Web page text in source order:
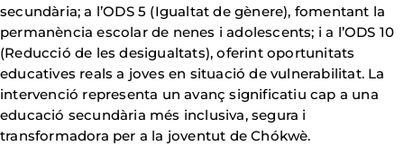
secundària; a l’ODS 5 (Igualtat de gènere), fomentant la
permanència escolar de nenes i adolescents; i a l’ODS 10
(Reducció de les desigualtats), oferint oportunitats
educatives reals a joves en situació de vulnerabilitat. La
intervenció representa un avanç significatiu cap a una
educació secundària més inclusiva, segura i
transformadora per a la joventut de Chókwè.